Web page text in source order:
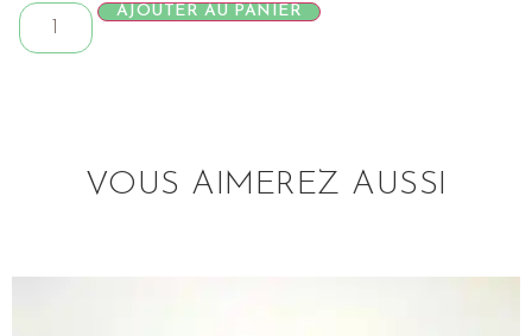
AJOUTER AU PANIER
VOUS AIMEREZ AUSSI